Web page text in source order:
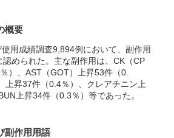
概要
用成績調査9,894例において、副作用
められた。主な副作用は、CK（CP
）、AST（GOT）上昇53件（0.
上昇37件（0.4％）、クレアチニン上
上昇34件（0.3％）等であった。
副作用用語